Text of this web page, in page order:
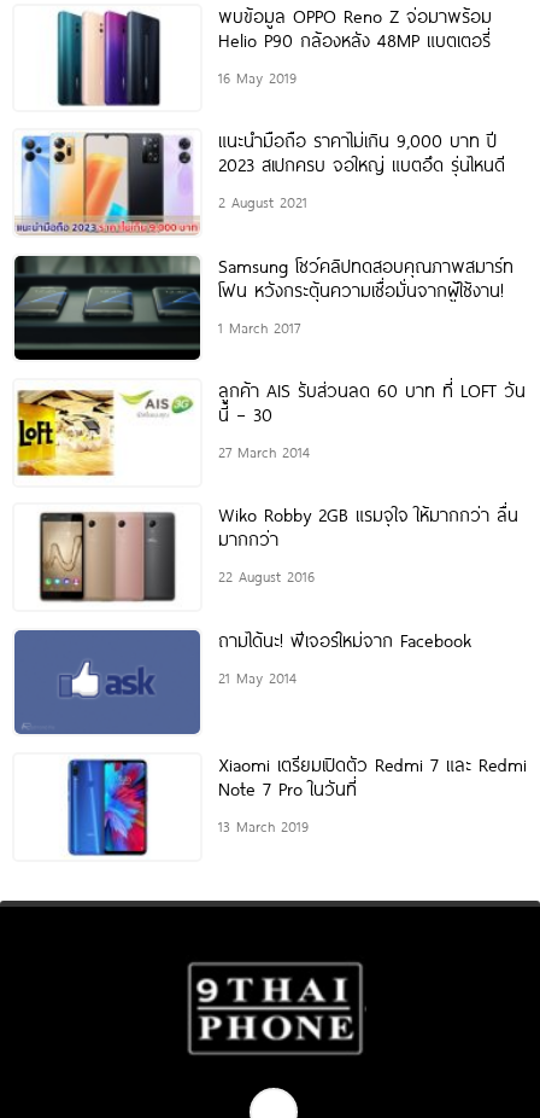
พบข้อมูล OPPO Reno Z จ่อมาพร้อม
Helio P90 กล้องหลัง 48MP แบตเตอรี่
16 May 2019
แนะนำมือถือ ราคาไม่เกิน 9,000 บาท ปี
2023 สเปกครบ จอใหญ่ แบตอึด รุ่นไหนดี
2 August 2021
Samsung โชว์คลิปทดสอบคุณภาพสมาร์ท
โฟน หวังกระตุ้นความเชื่อมั่นจากผู้ใช้งาน!
1 March 2017
ลูกค้า AIS รับส่วนลด 60 บาท ที่ LOFT วัน
นี้ – 30
27 March 2014
Wiko Robby 2GB แรมจุใจ ให้มากกว่า ลื่น
มากกว่า
22 August 2016
ถามได้นะ! ฟีเจอร์ใหม่จาก Facebook
21 May 2014
Xiaomi เตรียมเปิดตัว Redmi 7 และ Redmi
Note 7 Pro ในวันที่
13 March 2019